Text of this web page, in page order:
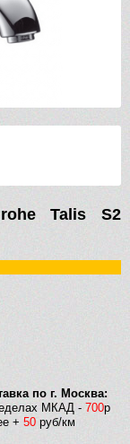
Talis S2
по г. Москва:
МКАД - 700р
+ 50 руб/км